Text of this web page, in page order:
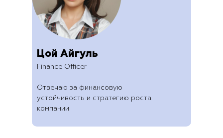
Finance Officer
Отвечаю за финансовую
устойчивость и стратегию роста
компании
Цой Айгуль